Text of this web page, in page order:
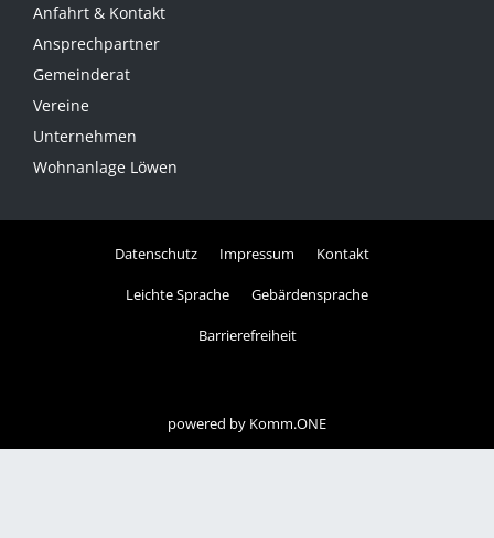
Anfahrt & Kontakt
Ansprechpartner
Gemeinderat
Vereine
Unternehmen
Wohnanlage Löwen
Datenschutz Impressum Kontakt
Leichte Sprache Gebärdensprache
Barrierefreiheit
powered by Komm.ONE